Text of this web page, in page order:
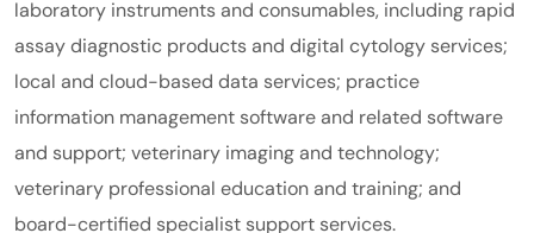
laboratory instruments and consumables, including rapid
assay diagnostic products and digital cytology services;
local and cloud-based data services; practice
information management software and related software
and support; veterinary imaging and technology;
veterinary professional education and training; and
board-certified specialist support services.